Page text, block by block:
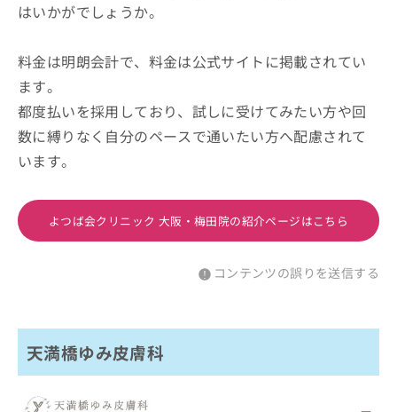
はいかがでしょうか。
料金は明朗会計で、料金は公式サイトに掲載されてい
ます。
都度払いを採用しており、試しに受けてみたい方や回
数に縛りなく自分のペースで通いたい方へ配慮されて
います。
よつば会クリニック 大阪・梅田院の紹介ページはこちら
コンテンツの誤りを送信する
天満橋ゆみ皮膚科